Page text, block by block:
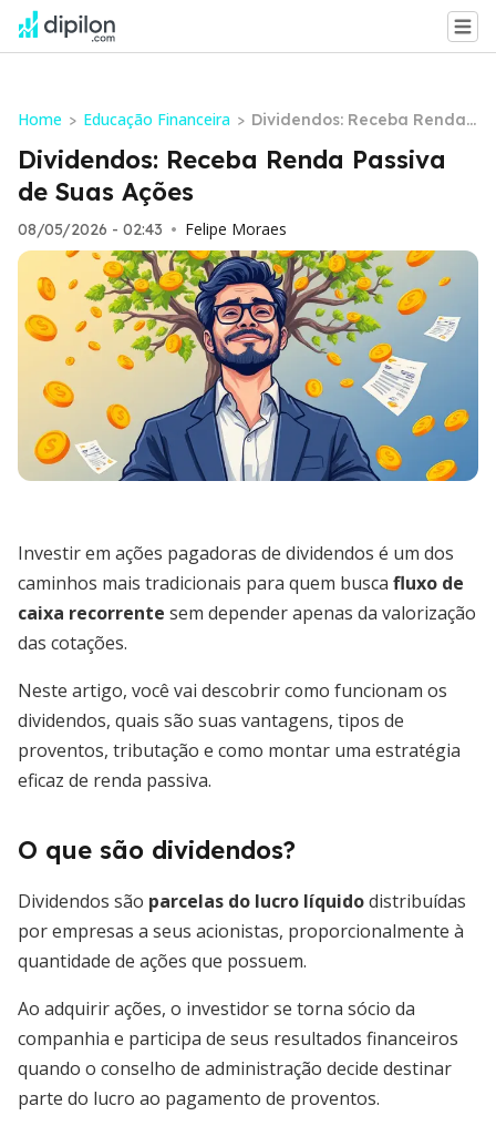
Home > Educação Financeira > Dividendos: Receba Renda
Passiva de Suas Ações
Dividendos: Receba Renda Passiva
de Suas Ações
08/05/2026 - 02:43 • Felipe Moraes
Investir em ações pagadoras de dividendos é um dos
caminhos mais tradicionais para quem busca fluxo de
caixa recorrente sem depender apenas da valorização
das cotações.
Neste artigo, você vai descobrir como funcionam os
dividendos, quais são suas vantagens, tipos de
proventos, tributação e como montar uma estratégia
eficaz de renda passiva.
O que são dividendos?
Dividendos são parcelas do lucro líquidodistribuídas
por empresas a seus acionistas, proporcionalmente à
quantidade de ações que possuem.
Ao adquirir ações, o investidor se torna sócio da
companhia e participa de seus resultados financeiros
quando o conselho de administração decide destinar
parte do lucro ao pagamento de proventos.